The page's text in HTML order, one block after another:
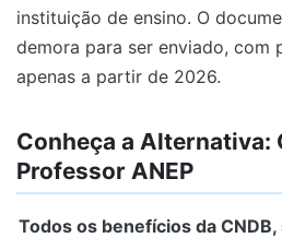
instituição de ensino. O
demora para ser enviado, com
apenas a partir de 2026.
Conheça a Alternativa:
Professor ANEP
Todos os benefícios da